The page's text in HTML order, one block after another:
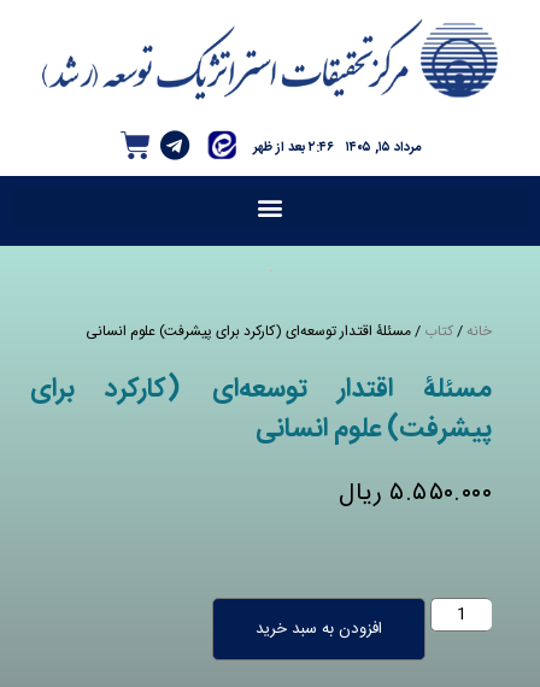
۲:۴۶ بعد از ظهر مرداد ۱۵, ۱۴۰۵
خانه/کتاب / مسئلۀ اقتدار توسعه‌ای (کارکرد برای پیشرفت) علوم انسانی
مسئلۀ اقتدار توسعه‌ای (کارکرد برای
پیشرفت) علوم انسانی
۵.۵۵۰.۰۰۰ ریال
افزودن به سبد خرید